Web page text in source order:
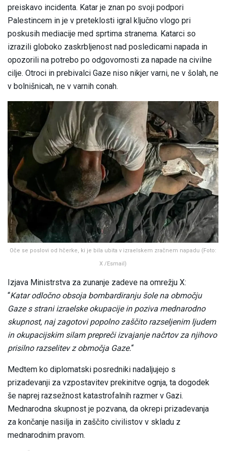
preiskavo incidenta. Katar je znan po svoji podpori
Palestincem in je v preteklosti igral ključno vlogo pri
poskusih mediacije med sprtima stranema. Katarci so
izrazili globoko zaskrbljenost nad posledicami napada in
opozorili na potrebo po odgovornosti za napade na civilne
cilje. Otroci in prebivalci Gaze niso nikjer varni, ne v šolah, ne
v bolnišnicah, ne v varnih conah.
Oče se poslovi od hčerke, ki je bila ubita v izraelskem zračnem napadu (Foto:
X /Esmail)
Izjava Ministrstva za zunanje zadeve na omrežju X:
“Katar odločno obsoja bombardiranju šole na območju
Gaze s strani izraelske okupacije in poziva mednarodno
skupnost, naj zagotovi popolno zaščito razseljenim ljudem
in okupacijskim silam prepreči izvajanje načrtov za njihovo
prisilno razselitev z območja Gaze.“
Medtem ko diplomatski posredniki nadaljujejo s
prizadevanji za vzpostavitev prekinitve ognja, ta dogodek
še naprej razsežnost katastrofalnih razmer v Gazi.
Mednarodna skupnost je pozvana, da okrepi prizadevanja
za končanje nasilja in zaščito civilistov v skladu z
mednarodnim pravom.